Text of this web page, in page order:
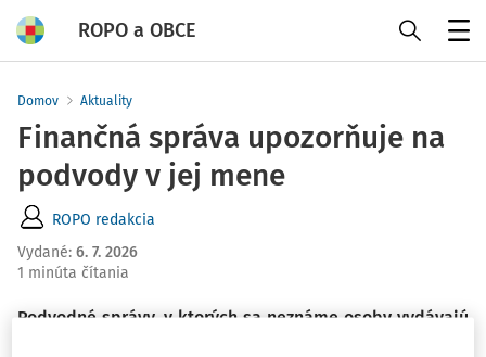
ROPO a OBCE
Domov Aktuality
Finančná správa upozorňuje na
podvody v jej mene
ROPO redakcia
Vydané: 6. 7. 2026
1 minúta čítania
Podvodné správy, v ktorých sa neznáme osoby vydávajú